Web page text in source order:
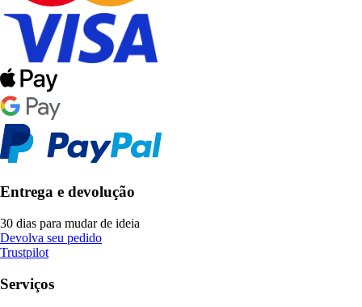
Entrega e devolução
30 dias para mudar de ideia
Devolva seu pedido
Trustpilot
Serviços